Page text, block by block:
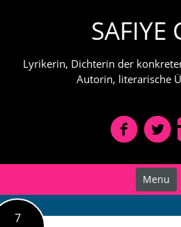
SAFIYE
Lyrikerin, Dichterin der
Autorin, literarische
Menu
7